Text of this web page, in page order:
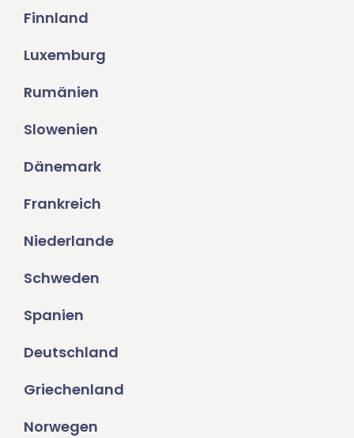
Finnland
Luxemburg
Rumänien
Slowenien
Dänemark
Frankreich
Niederlande
Schweden
Spanien
Deutschland
Griechenland
Norwegen